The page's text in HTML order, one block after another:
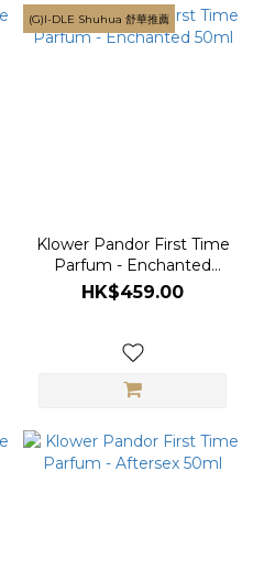
(G)I-DLE Shuhua 舒華推薦
Klower Pandor First Time
Parfum - Enchanted
50ml
HK$459.00